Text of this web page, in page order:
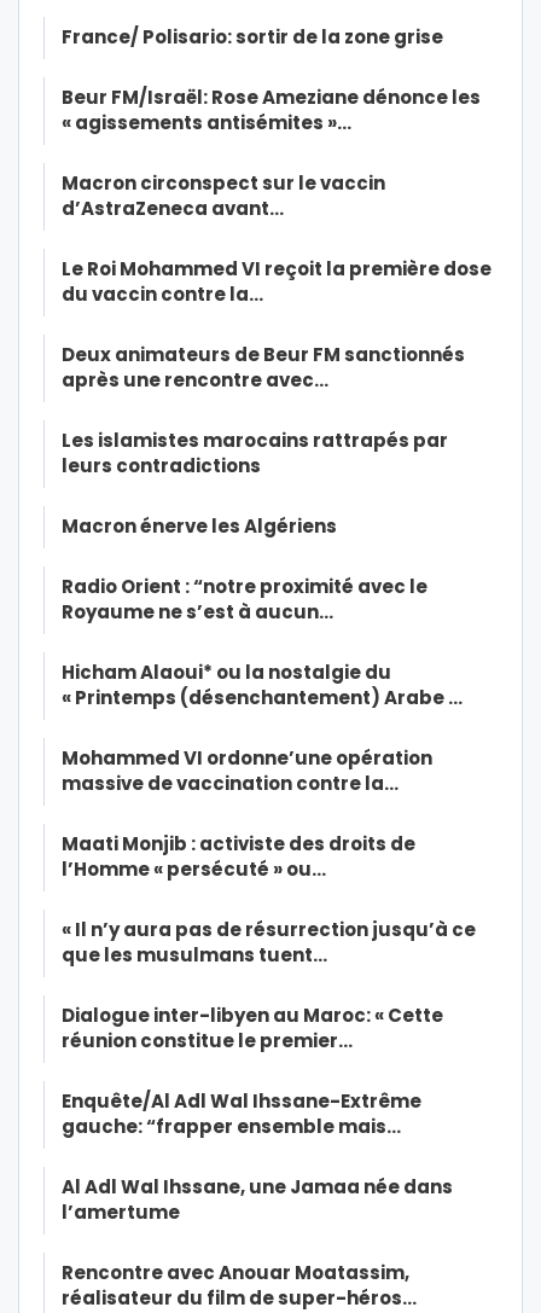
France/ Polisario: sortir de la zone grise
Beur FM/Israël: Rose Ameziane dénonce les
« agissements antisémites »…
Macron circonspect sur le vaccin
d’AstraZeneca avant…
Le Roi Mohammed VI reçoit la première dose
du vaccin contre la…
Deux animateurs de Beur FM sanctionnés
après une rencontre avec…
Les islamistes marocains rattrapés par
leurs contradictions
Macron énerve les Algériens
Radio Orient : “notre proximité avec le
Royaume ne s’est à aucun…
Hicham Alaoui* ou la nostalgie du
« Printemps (désenchantement) Arabe …
Mohammed VI ordonne’une opération
massive de vaccination contre la…
Maati Monjib : activiste des droits de
l’Homme « persécuté » ou…
« Il n’y aura pas de résurrection jusqu’à ce
que les musulmans tuent…
Dialogue inter-libyen au Maroc: « Cette
réunion constitue le premier…
Enquête/Al Adl Wal Ihssane-Extrême
gauche: “frapper ensemble mais…
Al Adl Wal Ihssane, une Jamaa née dans
l’amertume
Rencontre avec Anouar Moatassim,
réalisateur du film de super-héros…